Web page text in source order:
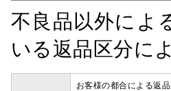
不良品以外によ
いる返品区分に
お客様の都合による返